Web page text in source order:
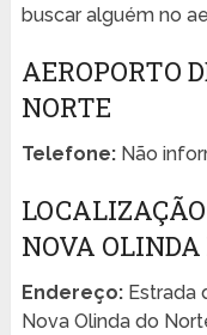
buscar alguém no
AEROPORTO
NORTE
Telefone:Não
NOVA OLINDA
Endereço:Estrada
Nova Olinda do